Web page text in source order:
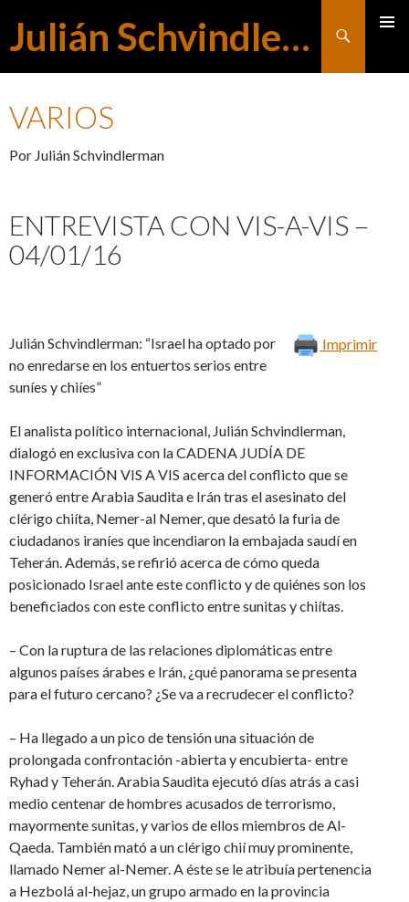
Julián Schvindlerman
Buscar
VARIOS
Por Julián Schvindlerman
ENTREVISTA CON VIS-A-VIS –
04/01/16
Imprimir
Julián Schvindlerman: “Israel ha optado por
no enredarse en los entuertos serios entre
suníes y chiíes”
El analista político internacional, Julián Schvindlerman,
dialogó en exclusiva con la CADENA JUDÍA DE
INFORMACIÓN VIS A VIS acerca del conflicto que se
generó entre Arabia Saudita e Irán tras el asesinato del
clérigo chiíta, Nemer-al Nemer, que desató la furia de
ciudadanos iraníes que incendiaron la embajada saudí en
Teherán. Además, se refirió acerca de cómo queda
posicionado Israel ante este conflicto y de quiénes son los
beneficiados con este conflicto entre sunitas y chiítas.
– Con la ruptura de las relaciones diplomáticas entre
algunos países árabes e Irán, ¿qué panorama se presenta
para el futuro cercano? ¿Se va a recrudecer el conflicto?
– Ha llegado a un pico de tensión una situación de
prolongada confrontación -abierta y encubierta- entre
Ryhad y Teherán. Arabia Saudita ejecutó días atrás a casi
medio centenar de hombres acusados de terrorismo,
mayormente sunitas, y varios de ellos miembros de Al-
Qaeda. También mató a un clérigo chií muy prominente,
llamado Nemer al-Nemer. A éste se le atribuía pertenencia
a Hezbolá al-hejaz, un grupo armado en la provincia